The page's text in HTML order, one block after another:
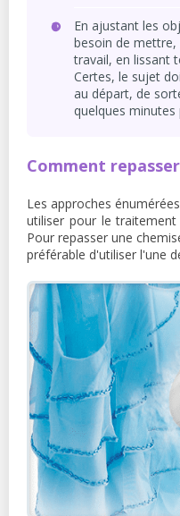
En ajustant les
besoin de mettre,
travail, en lissant
Certes, le sujet
au départ, de
quelques
Comment
Les approches
utiliser pour le
Pour repasser une
préférable d'utiliser l'une